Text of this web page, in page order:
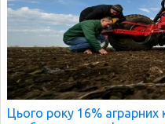
Цього року 16% аграрних